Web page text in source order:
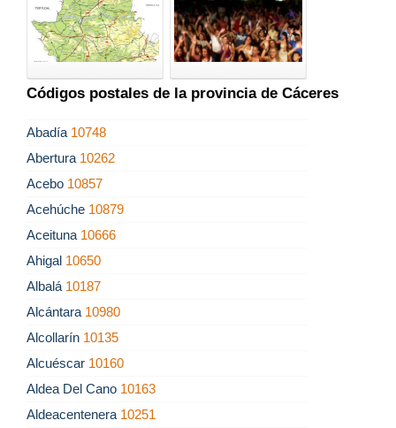
Códigos postales de la provincia de Cáceres
Abadía 10748
Abertura 10262
Acebo 10857
Acehúche 10879
Aceituna 10666
Ahigal 10650
Albalá 10187
Alcántara 10980
Alcollarín 10135
Alcuéscar 10160
Aldea Del Cano 10163
Aldeacentenera 10251